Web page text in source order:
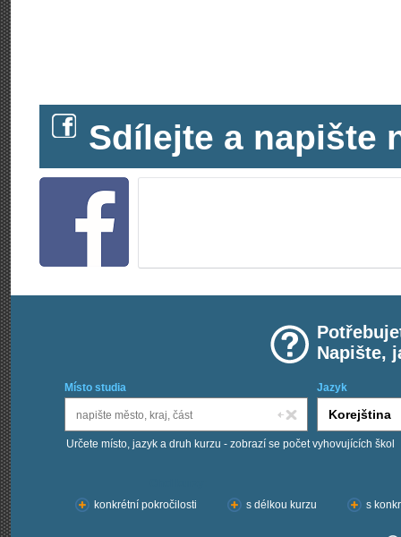
Sdílejte a napište
Napište,
Místo studia Jazyk
Určete místo, jazyk a druh kurzu - zobrazí se počet vyhovujících škol
konkrétní pokročilosti
s délkou kurzu s